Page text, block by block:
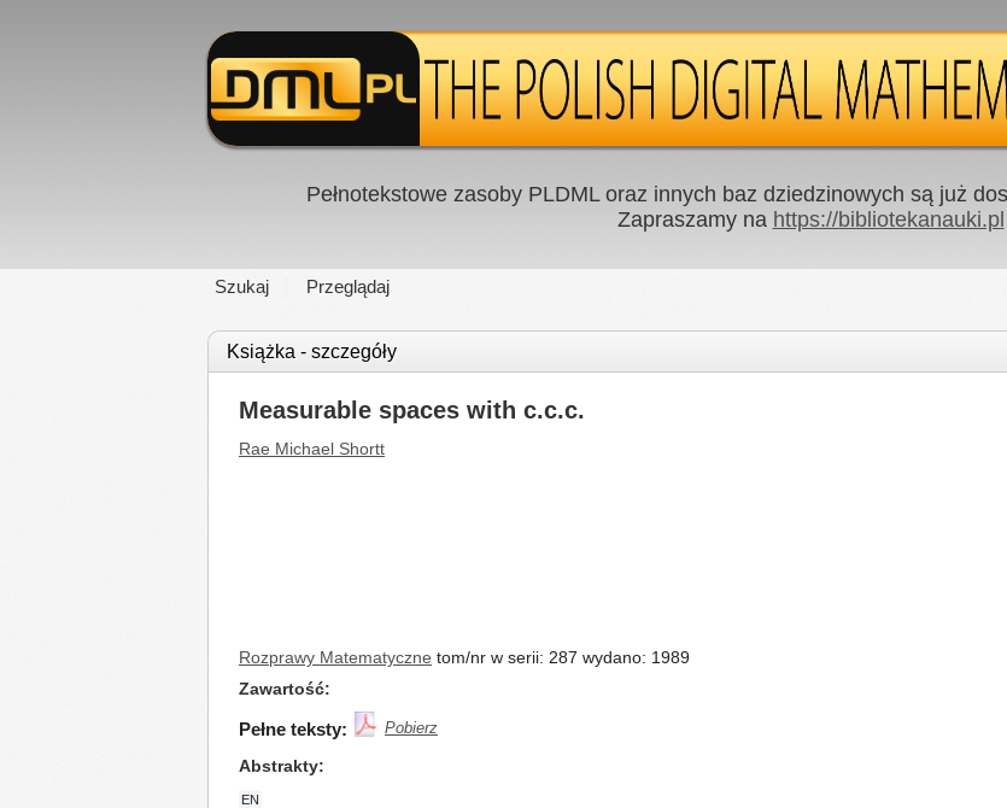
Pełnotekstowe zasoby PLDML oraz innych baz dziedzinowych są już
Zapraszamy na https://bibliotekanauki.pl
Szukaj Przeglądaj
Książka - szczegóły
Measurable spaces with c.c.c.
Rae Michael Shortt
Rozprawy Matematyczne tom/nr w serii: 287 wydano: 1989
Zawartość
Pełne teksty: Pobierz
Abstrakty
EN